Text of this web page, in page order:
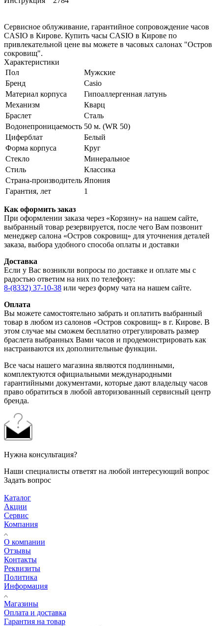
Сервисное облуживание, гарантийное сопровождение часов
CASIO в Кирове. Купить часы CASIO в Кирове по
привлекательной цене вы можете в часовых салонах "Остров
сокровищ".
Характеристики
Пол
Мужские
Бренд
Casio
Материал корпуса
Гипоаллергенная латунь
Механизм
Кварц
Браслет
Сталь
Водонепроницаемость 50 м. (WR 50)
Циферблат
Белый
Форма корпуса
Круг
Стекло
Минеральное
Стиль
Классика
Страна-производитель Япония
Гарантия, лет
1
Как оформить заказ
При оформлении заказа через «Корзину» на нашем сайте,
выбранный товар резервируется, после чего Вам позвонит
менеджер салона «Остров сокровищ» для уточнения деталей
заказа, выбора удобного способа оплаты и доставки
Доставка
Если у Вас возникли вопросы по доставке и оплате мы с
радостью ответим на них по телефону:
8-(8332) 37-10-38 или через форму чата на нашем сайте.
Оплата
Вы можете самостоятельно забрать и оплатить выбранный
товар в любом из салонов «Остров сокровищ» в г. Кирове. В
этом случае мы сможем бесплатно отрегулировать размер
браслета выбранных Вами часов и продемонстрировать как
настраиваются их дополнительные функции.
Все часы нашего магазина являются подлинными,
комплектуются официальными международными
гарантийными документами, которые дают владельцу часов
право обратиться в любой авторизованный сервисный центр
бренда.
Нужна консультация?
Наши специалисты ответят на любой интересующий вопрос
Задать вопрос
Каталог
Акции
Сервис
Компания
О компании
Отзывы
Контакты
Реквизиты
Политика
Информация
Магазины
Оплата и доставка
Гарантия на товар